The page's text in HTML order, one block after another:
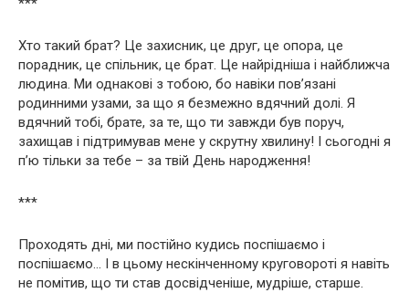
***
Хто такий брат? Це захисник, це друг, це опора, це
порадник, це спільник, це брат. Це найрідніша і найближча
людина. Ми однакові з тобою, бо навіки пов’язані
родинними узами, за що я безмежно вдячний долі. Я
вдячний тобі, брате, за те, що ти завжди був поруч,
захищав і підтримував мене у скрутну хвилину! І сьогодні я
п’ю тільки за тебе – за твій День народження!
***
Проходять дні, ми постійно кудись поспішаємо і
поспішаємо… І в цьому нескінченному круговороті я навіть
не помітив, що ти став досвідченіше, мудріше, старше.